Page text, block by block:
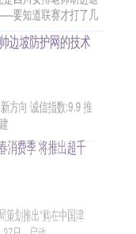
要知道联赛才打了几
帅边坡防护网的技术
新方向 诚信指数:9.9 推
建
春消费季 将推出超千
局策划推出“购在中国津
。27日，启动